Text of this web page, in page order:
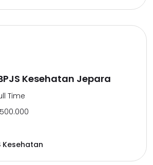
Kesehatan Jepara
Time
Kesehatan